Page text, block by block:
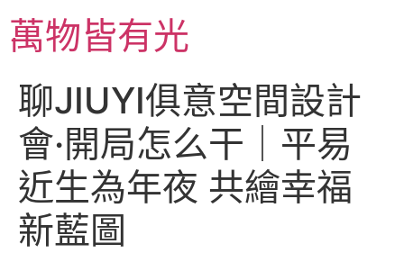
主萬物皆有光
聊JIUYI俱意空間設計
會·開局怎么干｜平易
近生為年夜 共繪幸福
新藍圖